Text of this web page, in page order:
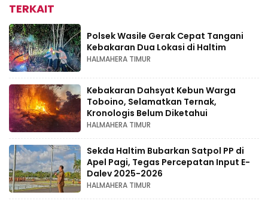
TERKAIT
Polsek Wasile Gerak Cepat Tangani
Kebakaran Dua Lokasi di Haltim
HALMAHERA TIMUR
Kebakaran Dahsyat Kebun Warga
Toboino, Selamatkan Ternak,
Kronologis Belum Diketahui
HALMAHERA TIMUR
Sekda Haltim Bubarkan Satpol PP di
Apel Pagi, Tegas Percepatan Input E-
Dalev 2025-2026
HALMAHERA TIMUR